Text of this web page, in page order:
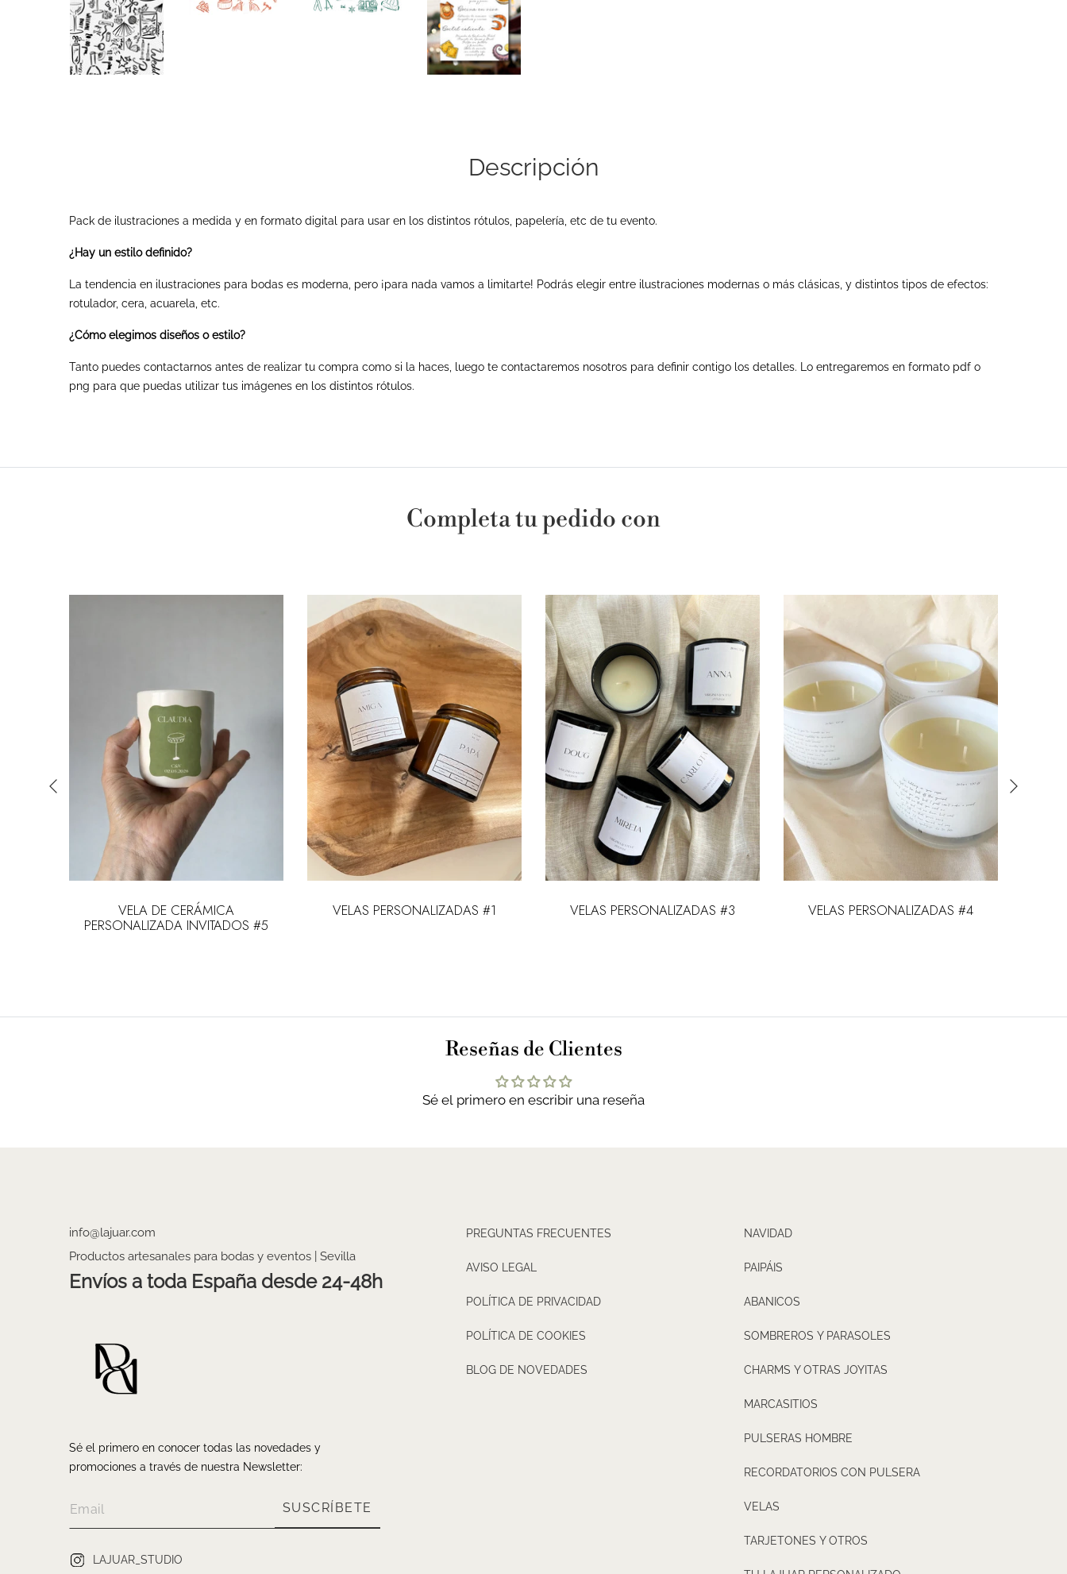
Descripción
Pack de ilustraciones a medida y en formato digital para usar en los distintos rótulos, papelería, etc de tu evento.
¿Hay un estilo definido?
La tendencia en ilustraciones para bodas es moderna, pero ¡para nada vamos a limitarte! Podrás elegir entre ilustraciones modernas o más clásicas, y distintos tipos de efectos:
rotulador, cera, acuarela, etc.
¿Cómo elegimos diseños o estilo?
Tanto puedes contactarnos antes de realizar tu compra como si la haces, luego te contactaremos nosotros para definir contigo los detalles. Lo entregaremos en formato pdf o
png para que puedas utilizar tus imágenes en los distintos rótulos.
Completa tu pedido con
VELA DE CERÁMICA
PERSONALIZADA INVITADOS #5
VELAS PERSONALIZADAS #1 VELAS PERSONALIZADAS #3 VELAS PERSONALIZADAS #4
Reseñas de Clientes
Sé el primero en escribir una reseña
info@lajuar.com
Productos artesanales para bodas y eventos | Sevilla
Envíos a toda España desde 24-48h
Sé el primero en conocer todas las novedades y
promociones a través de nuestra Newsletter:
SUSCRÍBETE
LAJUAR_STUDIO
PREGUNTAS FRECUENTES
AVISO LEGAL
POLÍTICA DE PRIVACIDAD
POLÍTICA DE COOKIES
BLOG DE NOVEDADES
NAVIDAD
PAIPÁIS
ABANICOS
SOMBREROS Y PARASOLES
CHARMS Y OTRAS JOYITAS
MARCASITIOS
PULSERAS HOMBRE
RECORDATORIOS CON PULSERA
VELAS
TARJETONES Y OTROS